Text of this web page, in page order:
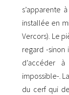
s’apparente
installée en
Vercors). Le
regard -
d’accéder
impossible-.
du cerf qui